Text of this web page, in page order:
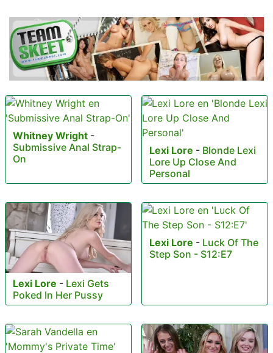
Whitney Wright -
Submissive Anal Strap-
On
Lexi Lore - Blonde Lexi
Lore Up Close And
Personal
Lexi Lore - Lexi Gets
Poked In Her Pussy
Lexi Lore - Luck Of The
Step Son - S12:E7